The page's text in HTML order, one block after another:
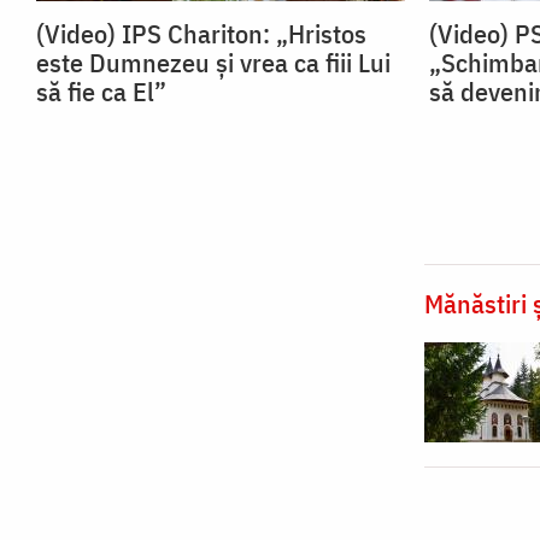
(Video) IPS Chariton: „Hristos
este Dumnezeu și vrea ca fiii Lui
să fie ca El”
(Video)
să
Mănăstiri